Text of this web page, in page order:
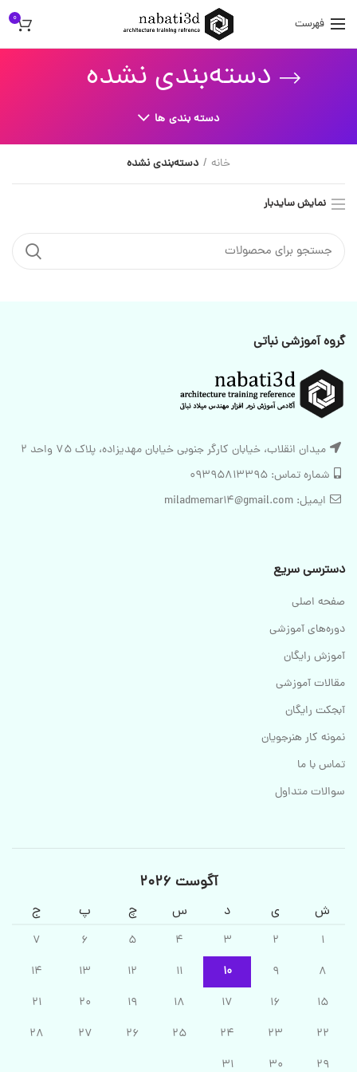
فهرست 0
دسته‌بندی نشده
دسته بندی ها
خانه دسته‌بندی نشده
نمایش سایدبار
گروه آموزشی نباتی
میدان انقلاب، خیابان کارگر جنوبی خیابان مهدیزاده، پلاک 75 واحد 2
شماره تماس: 09395813395
ایمیل: miladmemar14@gmail.com
دسترسی سریع
صفحه اصلی
دوره‌های آموزشی
آموزش رایگان
مقالات آموزشی
آبجکت رایگان
نمونه کار هنرجویان
تماس با ما
سوالات متداول
آگوست 2026
ش ی د س چ پ ج
1
2
3
4
5
6
7
8
9
10
11
12
13
14
15
16
17
18
19
20
21
22
23
24
25
26
27
28
29
30
31